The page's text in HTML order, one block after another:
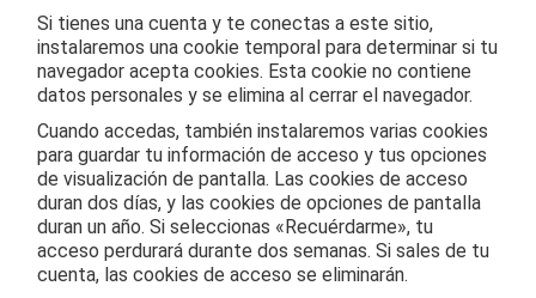
Si tienes una cuenta y te conectas a este sitio,
instalaremos una cookie temporal para determinar si tu
navegador acepta cookies. Esta cookie no contiene
datos personales y se elimina al cerrar el navegador.
Cuando accedas, también instalaremos varias cookies
para guardar tu información de acceso y tus opciones
de visualización de pantalla. Las cookies de acceso
duran dos días, y las cookies de opciones de pantalla
duran un año. Si seleccionas «Recuérdarme», tu
acceso perdurará durante dos semanas. Si sales de tu
cuenta, las cookies de acceso se eliminarán.